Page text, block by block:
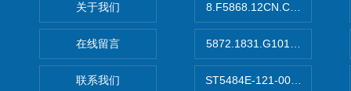
关于我们
在线留言
联系我们
8.F5868.12CN.C122德国
5872.1831.G101德国库伯勒
ST5484E-121-0032-00美国